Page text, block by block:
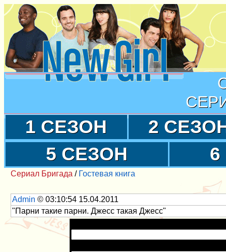
1 СЕЗОН
2
5 СЕЗОН
Сериал Бригада / Гостевая книга
Admin © 03:10:54 15.04.2011
"Парни такие парни. Джесс такая Джесс"